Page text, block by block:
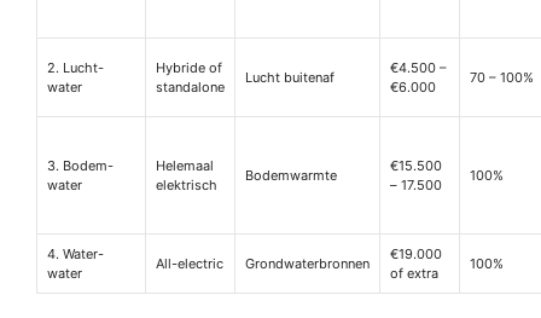
2. Lucht-
water
Hybride of
standalone
Lucht buitenaf
€4.500 –
€6.000
70 – 100%
3. Bodem-
water
Helemaal
elektrisch
Bodemwarmte
€15.500
– 17.500
100%
4. Water-
water
All-electric Grondwaterbronnen
€19.000
of extra
100%